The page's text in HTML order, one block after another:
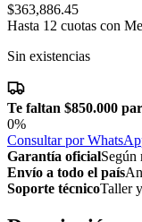
$363,886.45
Hasta 12 cuotas con
Sin existencias
Te faltan $850.000
0%
Consultar por
Garantía oficialSegún
Envío a todo el país
Soporte técnicoTaller